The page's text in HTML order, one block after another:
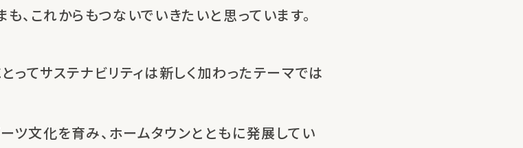
も、これからもつないでいきたいと思っています。
ってサステナビリティは新しく加わったテーマでは
ツ文化を育み、 ホームタウンとともに発展してい